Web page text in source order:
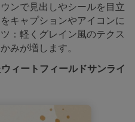
ンで見出しやシールを目立
キャプションやアイコンに
：軽くグレイン風のテクス
みが増します。
ィートフィールドサンライ